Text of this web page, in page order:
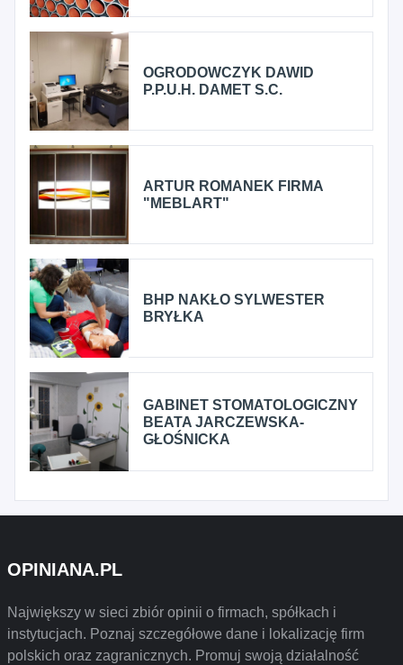
OGRODOWCZYK DAWID
P.P.U.H. DAMET S.C.
ARTUR ROMANEK FIRMA
"MEBLART"
BHP NAKŁO SYLWESTER
BRYŁKA
GABINET STOMATOLOGICZNY
BEATA JARCZEWSKA-
GŁOŚNICKA
OPINIANA.PL
Największy w sieci zbiór opinii o firmach, spółkach i
instytucjach. Poznaj szczegółowe dane i lokalizację firm
polskich oraz zagranicznych. Promuj swoją działalność